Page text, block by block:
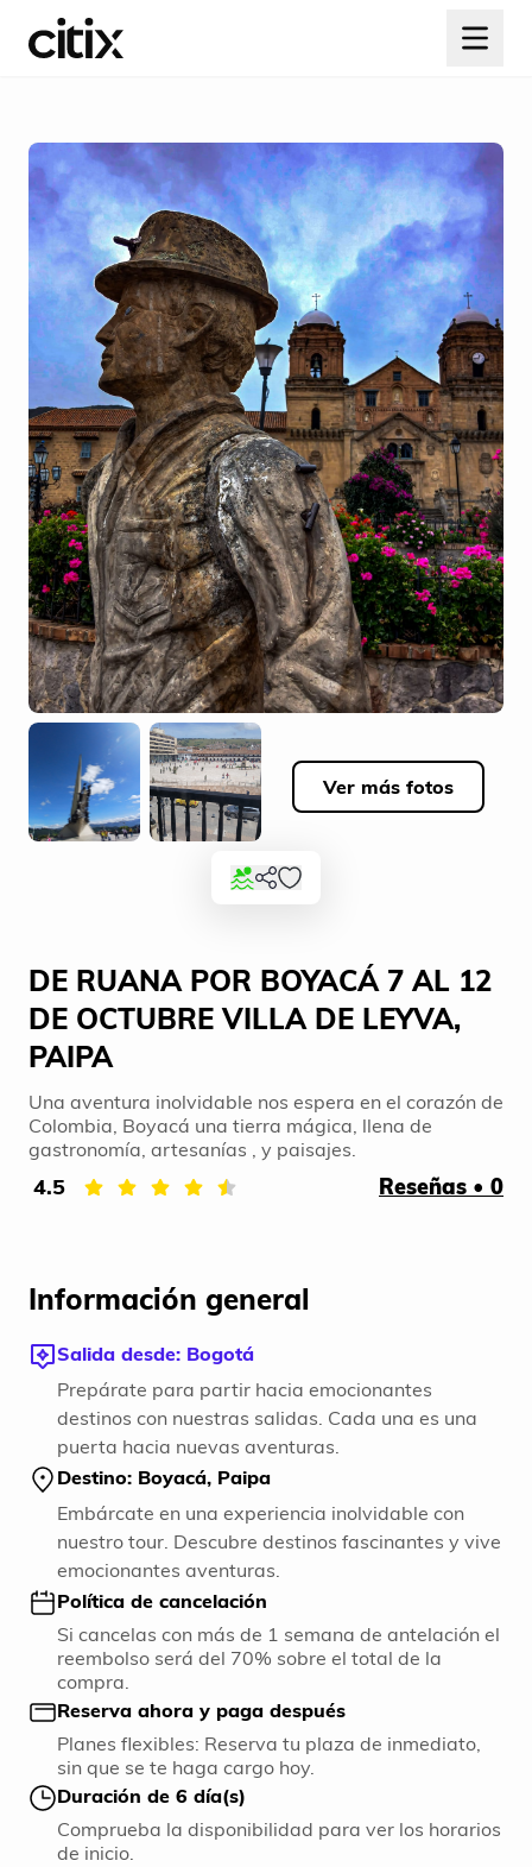
Ver más fotos
DE RUANA POR BOYACÁ 7 AL 12
DE OCTUBRE VILLA DE LEYVA,
PAIPA
Una aventura inolvidable nos espera en el corazón de
Colombia, Boyacá una tierra mágica, llena de
gastronomía, artesanías , y paisajes.
4.5 Reseñas • 0
Información general
Salida desde: Bogotá
Prepárate para partir hacia emocionantes
destinos con nuestras salidas. Cada una es una
puerta hacia nuevas aventuras.
Destino: Boyacá, Paipa
Embárcate en una experiencia inolvidable con
nuestro tour. Descubre destinos fascinantes y vive
emocionantes aventuras.
Política de cancelación
Si cancelas con más de 1 semana de antelación el
reembolso será del 70% sobre el total de la
compra.
Reserva ahora y paga después
Planes flexibles: Reserva tu plaza de inmediato,
sin que se te haga cargo hoy.
Duración de 6 día(s)
Comprueba la disponibilidad para ver los horarios
de inicio.